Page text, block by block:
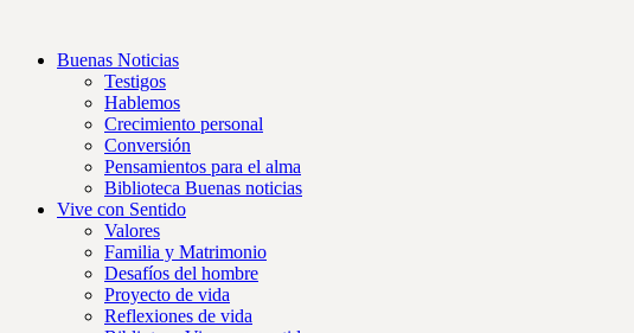
Buenas Noticias
Testigos
Hablemos
Crecimiento personal
Conversión
Pensamientos para el alma
Biblioteca Buenas noticias
Vive con Sentido
Valores
Familia y Matrimonio
Desafíos del hombre
Proyecto de vida
Reflexiones de vida